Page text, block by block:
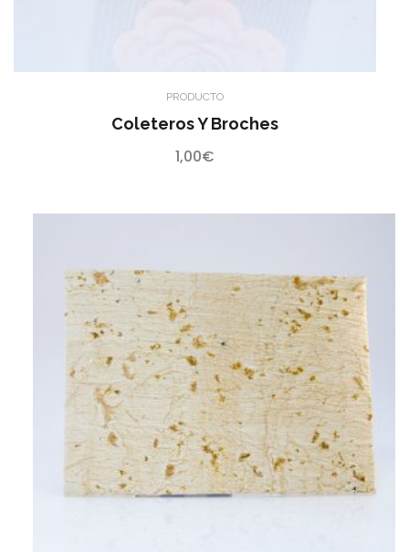
PRODUCTO
Coleteros Y Broches
1,00€